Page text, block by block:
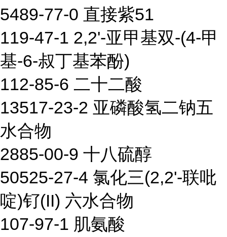
5489-77-0 直接紫51
119-47-1 2,2'-亚甲基双-(4-甲
基-6-叔丁基苯酚)
112-85-6 二十二酸
13517-23-2 亚磷酸氢二钠五
水合物
2885-00-9 十八硫醇
50525-27-4 氯化三(2,2'-联吡
啶)钌(II) 六水合物
107-97-1 肌氨酸